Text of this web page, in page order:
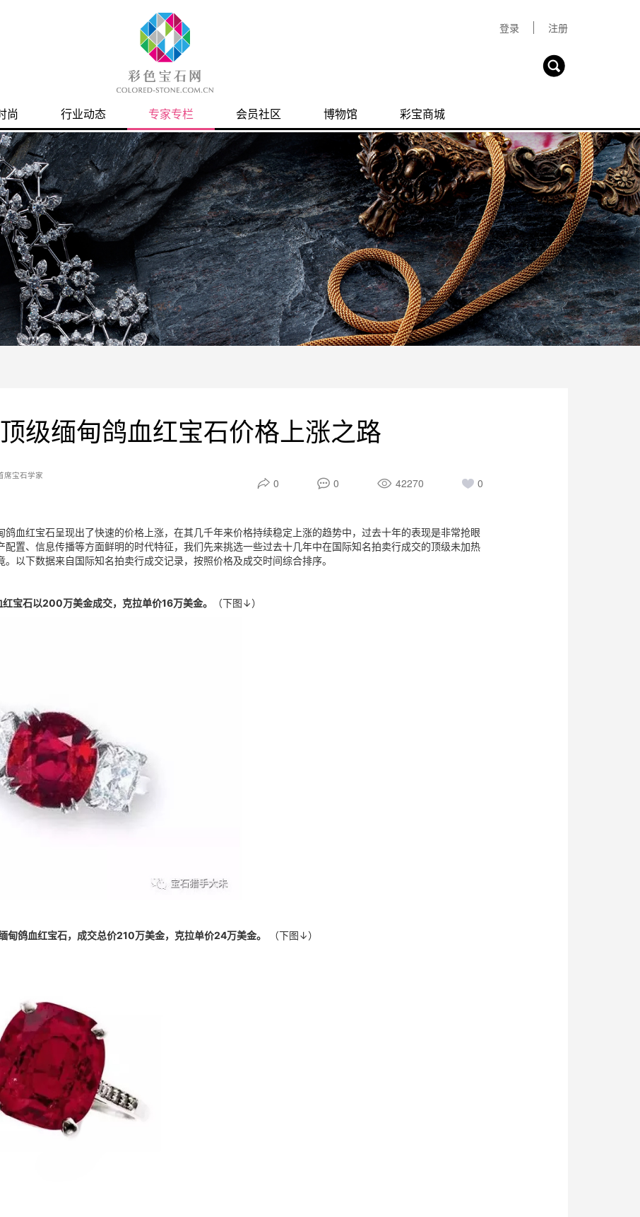
登录 注册
尚 行业动态 专家专栏 会员社区 博物馆 彩宝商城
级缅甸鸽血红宝石价格上涨之路
席宝石学家
0 0 42270 0
血红宝石呈现出了快速的价格上涨，在其几千年来价格持续稳定上涨的趋势中，过去十年的表现是非常抢眼
配置、信息传播等方面鲜明的时代特征，我们先来挑选一些过去十几年中在国际知名拍卖行成交的顶级未加热
以下数据来自国际知名拍卖行成交记录，按照价格及成交时间综合排序。
宝石以200万美金成交，克拉单价16万美金。 （下图↓）
鸽血红宝石，成交总价210万美金，克拉单价24万美金。 （下图↓）